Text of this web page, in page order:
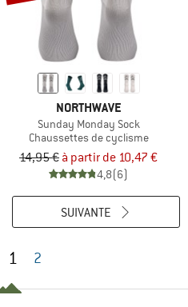
NORTHWAVE
Sunday Monday Sock
Chaussettes de cyclisme
14,95 € à partir de 10,47 €
4,8(6)
1 2
SUIVANTE